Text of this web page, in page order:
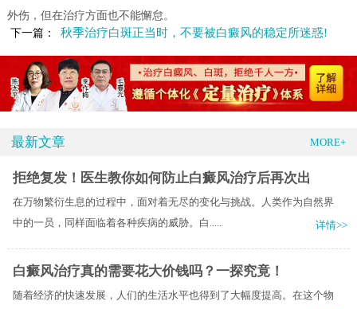
外伤，但在治疗方面也不能懈怠。
下一篇：
秋季治疗白斑正当时，不要被白癜风的稳定所迷惑!
最新文章 MORE+
拒绝复发！医生教你如何防止白癜风治疗后再次出
在万物繁衍生息的过程中，面对着无尽的变化与挑战。人类作为自然界
中的一员，同样面临着各种疾病的威胁。白.....
详情>>
白癜风治疗真的需要花大价钱吗？一探究竟！
随着经济的快速发展，人们的生活水平也得到了大幅度提高。在这个物